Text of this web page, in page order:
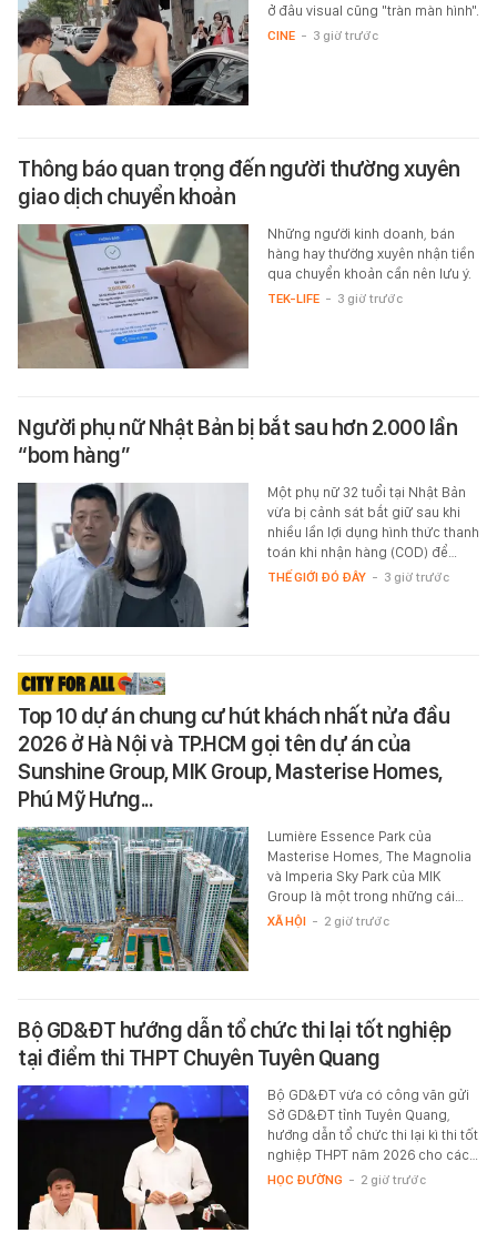
ở đâu visual cũng "tràn màn hình".
CINE - 3 giờ trước
Thông báo quan trọng đến người thường xuyên
giao dịch chuyển khoản
Những người kinh doanh, bán
hàng hay thường xuyên nhận tiền
qua chuyển khoản cần nên lưu ý.
TEK-LIFE - 3 giờ trước
Người phụ nữ Nhật Bản bị bắt sau hơn 2.000 lần
“bom hàng”
Một phụ nữ 32 tuổi tại Nhật Bản
vừa bị cảnh sát bắt giữ sau khi
nhiều lần lợi dụng hình thức thanh
toán khi nhận hàng (COD) để…
THẾ GIỚI ĐÓ ĐÂY - 3 giờ trước
Top 10 dự án chung cư hút khách nhất nửa đầu
2026 ở Hà Nội và TP.HCM gọi tên dự án của
Sunshine Group, MIK Group, Masterise Homes,
Phú Mỹ Hưng...
Lumière Essence Park của
Masterise Homes, The Magnolia
và Imperia Sky Park của MIK
Group là một trong những cái…
XÃ HỘI - 2 giờ trước
Bộ GD&ĐT hướng dẫn tổ chức thi lại tốt nghiệp
tại điểm thi THPT Chuyên Tuyên Quang
Bộ GD&ĐT vừa có công văn gửi
Sở GD&ĐT tỉnh Tuyên Quang,
hướng dẫn tổ chức thi lại kì thi tốt
nghiệp THPT năm 2026 cho các…
HỌC ĐƯỜNG - 2 giờ trước